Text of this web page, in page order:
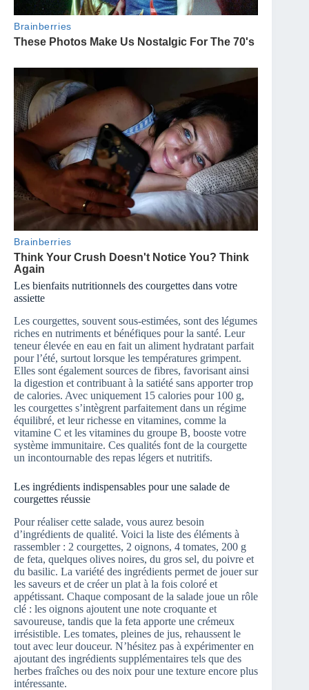
Les bienfaits nutritionnels des courgettes dans votre
assiette
Les courgettes, souvent sous-estimées, sont des légumes
riches en nutriments et bénéfiques pour la santé. Leur
teneur élevée en eau en fait un aliment hydratant parfait
pour l’été, surtout lorsque les températures grimpent.
Elles sont également sources de fibres, favorisant ainsi
la digestion et contribuant à la satiété sans apporter trop
de calories. Avec uniquement 15 calories pour 100 g,
les courgettes s’intègrent parfaitement dans un régime
équilibré, et leur richesse en vitamines, comme la
vitamine C et les vitamines du groupe B, booste votre
système immunitaire. Ces qualités font de la courgette
un incontournable des repas légers et nutritifs.
Les ingrédients indispensables pour une salade de
courgettes réussie
Pour réaliser cette salade, vous aurez besoin
d’ingrédients de qualité. Voici la liste des éléments à
rassembler : 2 courgettes, 2 oignons, 4 tomates, 200 g
de feta, quelques olives noires, du gros sel, du poivre et
du basilic. La variété des ingrédients permet de jouer sur
les saveurs et de créer un plat à la fois coloré et
appétissant. Chaque composant de la salade joue un rôle
clé : les oignons ajoutent une note croquante et
savoureuse, tandis que la feta apporte une crémeux
irrésistible. Les tomates, pleines de jus, rehaussent le
tout avec leur douceur. N’hésitez pas à expérimenter en
ajoutant des ingrédients supplémentaires tels que des
herbes fraîches ou des noix pour une texture encore plus
intéressante.